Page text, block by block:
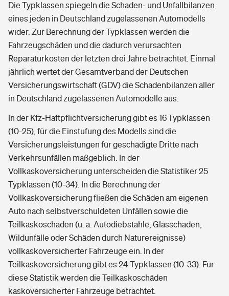
Die Typklassen spiegeln die Schaden- und Unfallbilanzen
eines jeden in Deutschland zugelassenen Automodells
wider. Zur Berechnung der Typklassen werden die
Fahrzeugschäden und die dadurch verursachten
Reparaturkosten der letzten drei Jahre betrachtet. Einmal
jährlich wertet der Gesamtverband der Deutschen
Versicherungswirtschaft (GDV) die Schadenbilanzen aller
in Deutschland zugelassenen Automodelle aus.
In der Kfz-Haftpflichtversicherung gibt es 16 Typklassen
(10-25), für die Einstufung des Modells sind die
Versicherungsleistungen für geschädigte Dritte nach
Verkehrsunfällen maßgeblich. In der
Vollkaskoversicherung unterscheiden die Statistiker 25
Typklassen (10-34). In die Berechnung der
Vollkaskoversicherung fließen die Schäden am eigenen
Auto nach selbstverschuldeten Unfällen sowie die
Teilkaskoschäden (u. a. Autodiebstähle, Glasschäden,
Wildunfälle oder Schäden durch Naturereignisse)
vollkaskoversicherter Fahrzeuge ein. In der
Teilkaskoversicherung gibt es 24 Typklassen (10-33). Für
diese Statistik werden die Teilkaskoschäden
kaskoversicherter Fahrzeuge betrachtet.